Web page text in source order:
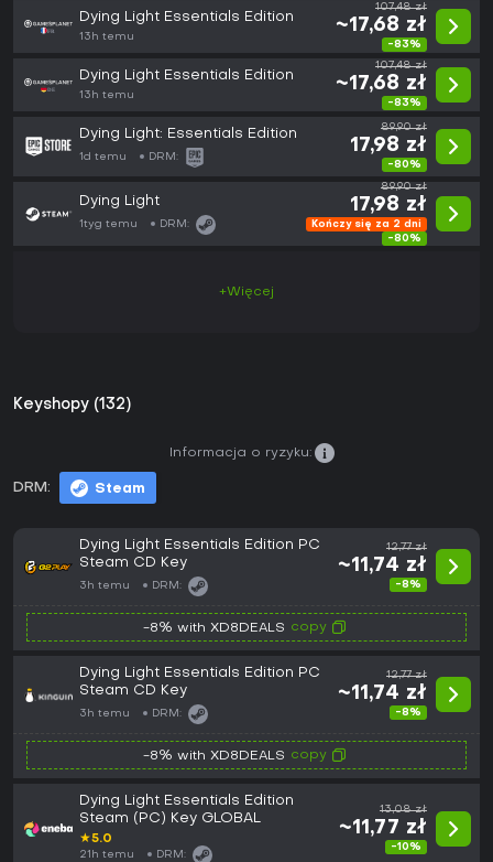
Dying Light Essentials Edition
13h temu
107,48 zł
~17,68 zł
-83%
Dying Light Essentials Edition
13h temu
107,48 zł
~17,68 zł
-83%
Dying Light: Essentials Edition
1d temu DRM:
89,90 zł
17,98 zł
-80%
Dying Light
1tyg temu DRM:
89,90 zł
17,98 zł
Kończy się za 2 dni
-80%
+Więcej
Keyshopy (132)
DRM: Steam
Informacja o ryzyku:
Dying Light Essentials Edition PC
Steam CD Key
3h temu DRM:
12,77 zł
~11,74 zł
-8%
-8% with XD8DEALS copy
Dying Light Essentials Edition PC
Steam CD Key
3h temu DRM:
12,77 zł
~11,74 zł
-8%
-8% with XD8DEALS copy
Dying Light Essentials Edition
Steam (PC) Key GLOBAL
★5.0
21h temu DRM:
13,08 zł
~11,77 zł
-10%